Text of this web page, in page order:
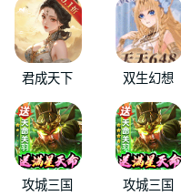
君成天下 双生幻想
攻城三国 攻城三国